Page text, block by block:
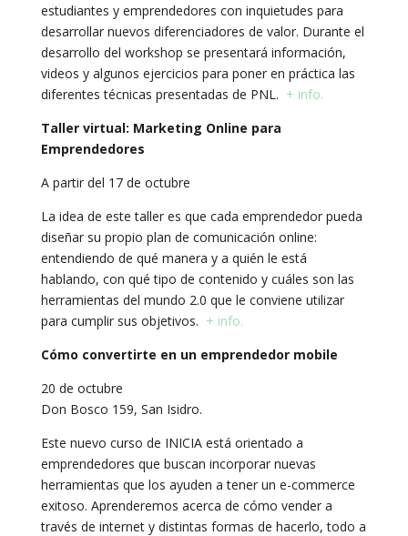
estudiantes y emprendedores con inquietudes para
desarrollar nuevos diferenciadores de valor. Durante el
desarrollo del workshop se presentará información,
videos y algunos ejercicios para poner en práctica las
diferentes técnicas presentadas de PNL. + info.
Taller virtual: Marketing Online para
Emprendedores
A partir del 17 de octubre
La idea de este taller es que cada emprendedor pueda
diseñar su propio plan de comunicación online:
entendiendo de qué manera y a quién le está
hablando, con qué tipo de contenido y cuáles son las
herramientas del mundo 2.0 que le conviene utilizar
para cumplir sus objetivos. + info.
Cómo convertirte en un emprendedor mobile
20 de octubre
Don Bosco 159, San Isidro.
Este nuevo curso de INICIA está orientado a
emprendedores que buscan incorporar nuevas
herramientas que los ayuden a tener un e-commerce
exitoso. Aprenderemos acerca de cómo vender a
través de internet y distintas formas de hacerlo, todo a